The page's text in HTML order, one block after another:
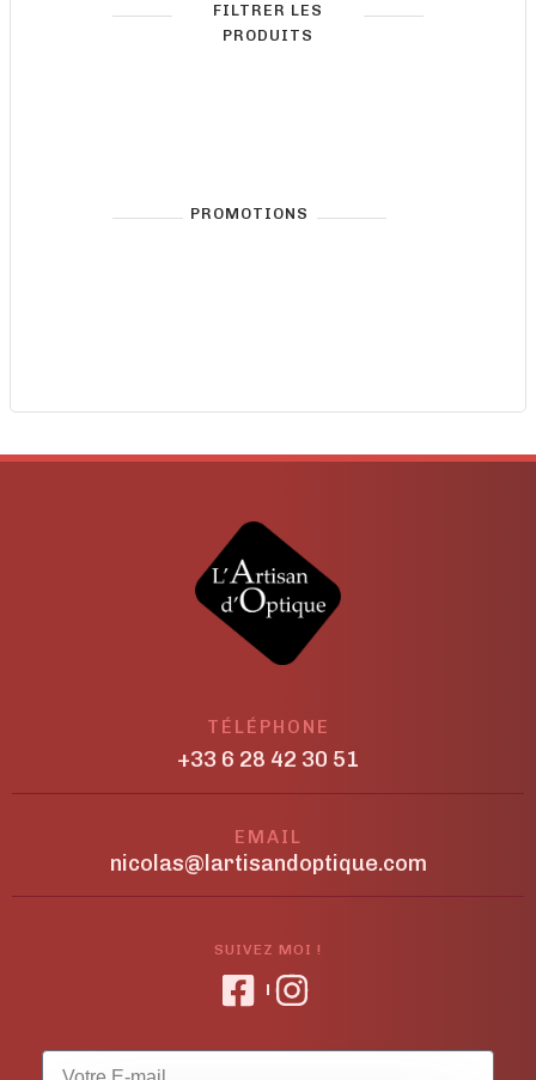
FILTRER LES
PRODUITS
PROMOTIONS
TÉLÉPHONE
+33 6 28 42 30 51
EMAIL
nicolas@lartisandoptique.com
SUIVEZ MOI !